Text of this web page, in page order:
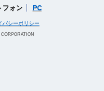
フォン PC
バシーポリシー